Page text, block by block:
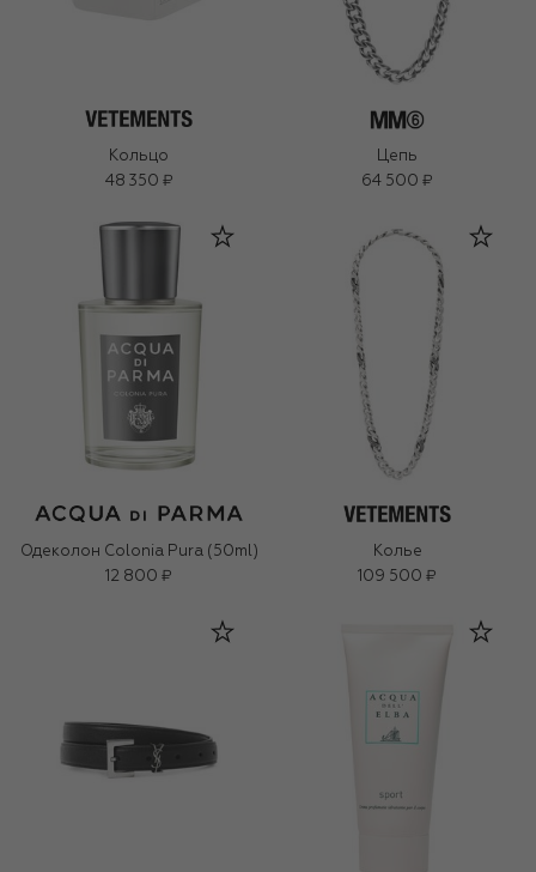
Кольцо
48 350 ₽
Цепь
64 500 ₽
Одеколон Colonia Pura (50ml)
12 800 ₽
Колье
109 500 ₽